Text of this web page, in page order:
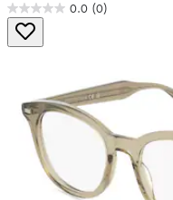
0.0 (0)
0.0
von
5